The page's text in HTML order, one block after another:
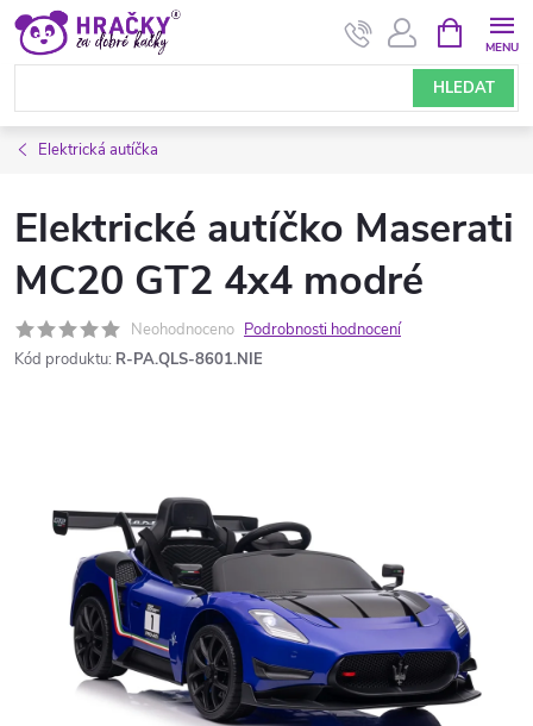
Přejít
obsah
HLEDAT
NÁKUPNÍ
KOŠÍK
Elektrická autíčka
Elektrické autíčko Maserati
MC20 GT2 4x4 modré
Neohodnoceno Podrobnosti hodnocení
Kód produktu: R-PA.QLS-8601.NIE